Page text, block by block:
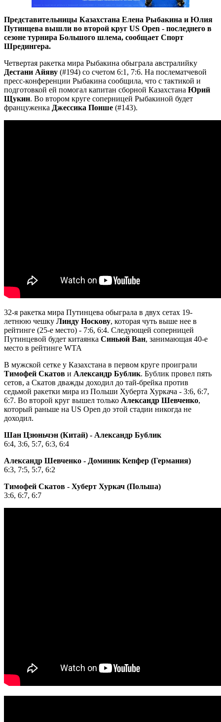
Представительницы Казахстана Елена Рыбакина и Юлия
Путинцева вышли во второй круг US Open - последнего в
сезоне турнира Большого шлема, сообщает Спорт
Шредингера.
Четвертая ракетка мира Рыбакина обыграла австралийку
Дестани Айяву (#194) со счетом 6:1, 7:6. На послематчевой
пресс-конференции Рыбакина сообщила, что с тактикой и
подготовкой ей помогал капитан сборной Казахстана Юрий
Щукин. Во втором круге соперницей Рыбакиной будет
француженка Джессика Понше (#143).
32-я ракетка мира Путинцева обыграла в двух сетах 19-
летнюю чешку Линду Носкову, которая чуть выше нее в
рейтинге (25-е место) - 7:6, 6:4. Следующей соперницей
Путинцевой будет китаянка Синьюй Ван, занимающая 40-е
место в рейтинге WTA
В мужской сетке у Казахстана в первом круге проиграли
Тимофей Скатов и Александр Бублик. Бублик провел пять
сетов, а Скатов дважды доходил до тай-брейка против
седьмой ракетки мира из Польши Хуберта Хуркача - 3:6, 6:7,
6:7. Во второй круг вышел только Александр Шевченко,
который раньше на US Open до этой стадии никогда не
доходил.
Шан Цзюньчэн (Китай) - Александр Бублик
6:4, 3:6, 5:7, 6:3, 6:4
Александр Шевченко - Доминик Кепфер (Германия)
6:3, 7:5, 5:7, 6:2
Тимофей Скатов - Хуберт Хуркач (Польша)
3:6, 6:7, 6:7